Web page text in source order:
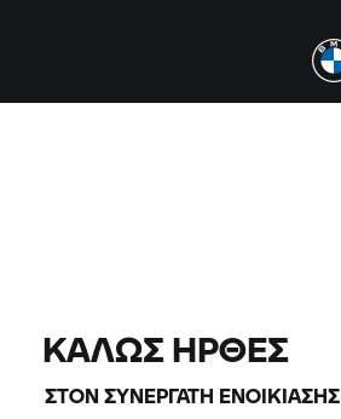
ΚΑΛΏΣ ΉΡΘΕΣ
ΣΤΟΝ ΣΥΝΕΡΓΆΤΗ ΕΝΟΙΚΊΑΣΗΣ